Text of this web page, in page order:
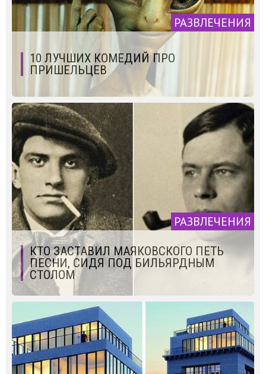
РАЗВЛЕЧЕНИЯ
10 ЛУЧШИХ КОМЕДИЙ ПРО
ПРИШЕЛЬЦЕВ
РАЗВЛЕЧЕНИЯ
КТО ЗАСТАВИЛ МАЯКОВСКОГО ПЕТЬ
ПЕСНИ, СИДЯ ПОД БИЛЬЯРДНЫМ
СТОЛОМ